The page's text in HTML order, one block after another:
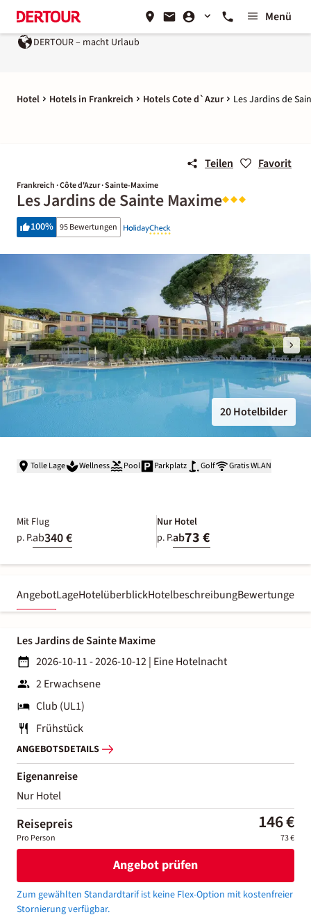
Menü
DERTOUR – macht Urlaub
Hotel Hotels in Frankreich Hotels Cote d`Azur Les Jardins de
Teilen Favorit
Frankreich · Côte d'Azur · Sainte-Maxime
Les Jardins de Sainte Maxime
100% 95 Bewertungen
20 Hotelbilder
Tolle Lage Wellness Pool Parkplatz Golf Gratis WLAN
Mit Flug
p. P.ab340 €
Nur Hotel
p. P.ab73 €
AngebotLageHotelüberblickHotelbeschreibungBewertungen
Les Jardins de Sainte Maxime
2026-10-11 - 2026-10-12| Eine Hotelnacht
2 Erwachsene
Club (UL1)
Frühstück
ANGEBOTSDETAILS
Eigenanreise
Nur Hotel
Reisepreis 146 €
Pro Person 73 €
Angebot prüfen
Zum gewählten Standardtarif ist keine Flex-Option mit kostenfreier
Stornierung verfügbar.